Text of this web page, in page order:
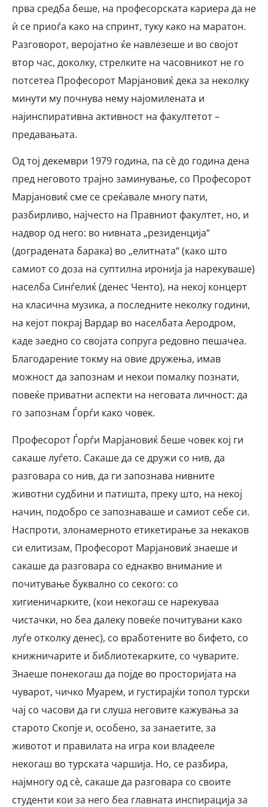
прва средба беше, на професорската кариера да не
ѝ се приоѓа како на спринт, туку како на маратон.
Разговорот, веројатно ќе навлезеше и во својот
втор час, доколку, стрелките на часовникот не го
потсетеа Професорот Марјановиќ дека за неколку
минути му почнува нему најомилената и
најинспиративна активност на факултетот –
предавањата.
Од тој декември 1979 година, па сè до година дена
пред неговото трајно заминување, со Професорот
Марјановиќ сме се среќавале многу пати,
разбирливо, најчесто на Правниот факултет, но, и
надвор од него: во нивната „резиденција“
(доградената барака) во „елитната“ (како што
самиот со доза на суптилна иронија ја нарекуваше)
населба Синѓелиќ (денес Ченто), на некој концерт
на класична музика, а последните неколку години,
на кејот покрај Вардар во населбата Аеродром,
каде заедно со својата сопруга редовно пешачеа.
Благодарение токму на овие дружења, имав
можност да запознам и некои помалку познати,
повеќе приватни аспекти на неговата личност: да
го запознам Ѓорѓи како човек.
Професорот Ѓорѓи Марјановиќ беше човек кој ги
сакаше луѓето. Сакаше да се дружи со нив, да
разговара со нив, да ги запознава нивните
животни судбини и патишта, преку што, на некој
начин, подобро се запознаваше и самиот себе си.
Наспроти, злонамерното етикетирање за некаков
си елитизам, Професорот Марјановиќ знаеше и
сакаше да разговара со еднакво внимание и
почитување буквално со секого: со
хигиеничарките, (кои некогаш се нарекуваа
чистачки, но беа далеку повеќе почитувани како
луѓе отколку денес), со вработените во бифето, со
книжничарите и библиотекарките, со чуварите.
Знаеше понекогаш да појде во просторијата на
чуварот, чичко Муарем, и густирајќи топол турски
чај со часови да ги слуша неговите кажувања за
старото Скопје и, особено, за занаетите, за
животот и правилата на игра кои владееле
некогаш во турската чаршија. Но, се разбира,
најмногу од сè, сакаше да разговара со своите
студенти кои за него беа главната инспирација за